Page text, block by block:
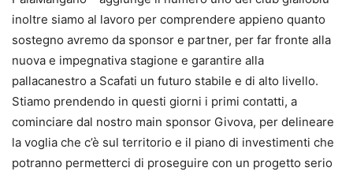
inoltre siamo al lavoro per comprendere appieno quanto
sostegno avremo da sponsor e partner, per far fronte alla
nuova e impegnativa stagione e garantire alla
pallacanestro a Scafati un futuro stabile e di alto livello.
Stiamo prendendo in questi giorni i primi contatti, a
cominciare dal nostro main sponsor Givova, per delineare
la voglia che c’è sul territorio e il piano di investimenti che
potranno permetterci di proseguire con un progetto serio